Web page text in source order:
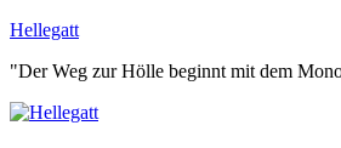
Zum
springen
Hellegatt
"Der Weg zur Hölle beginnt mit dem